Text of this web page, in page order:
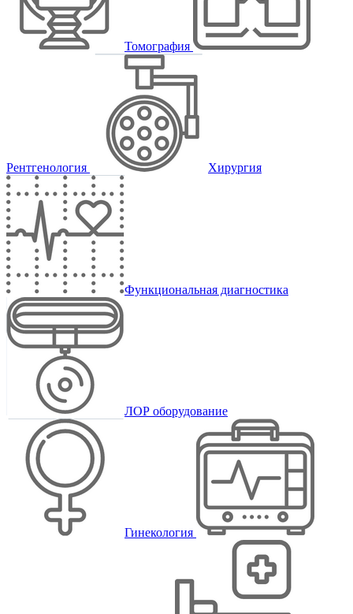
Томография
Рентгенология Хирургия
Функциональная диагностика
ЛОР оборудование
Гинекология